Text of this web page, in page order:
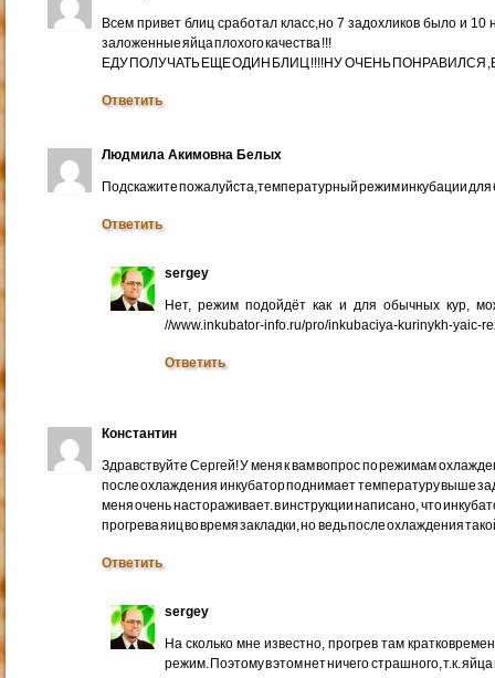
Всем привет блиц сработал класс,но 7 задохликов было и
заложенные яйца плохого качества !!!
ЕДУ ПОЛУЧАТЬ ЕЩЕ ОДИН БЛИЦ !!!!НУ ОЧЕНЬ ПОНРАВИЛСЯ
Ответить
Людмила Акимовна Белых
Подскажите пожалуйста,температурный режим инкубации
Ответить
sergey
Нет, режим подойдёт как и для обычных кур,
//www.inkubator-info.ru/pro/inkubaciya-kurinykh-yaic-
Ответить
Константин
Здравствуйте Сергей! У меня к вам вопрос по режимам
после охлаждения инкубатор поднимает температуру выше
меня очень настораживает. в инструкции написано, что
прогрева яиц во время закладки, но ведь после охлаждения
Ответить
sergey
На сколько мне известно, прогрев там
режим. Поэтому в этом нет ничего страшного, т.к.